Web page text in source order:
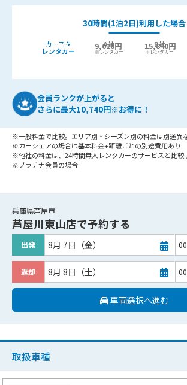
30時間(1泊2日)利用した場合
最大9,440円お得!
6,400円 9,020円 15,840円
カースタ
レンタカー
A社
※レンタカー
B社
※レンタカー
会員ランクが上がると
さらに最大10,740円※お得に！
※一般料金で比較。エリア別・シーズン別の料金は別途異
※カーシェアの場合は基本料金+距離ごとの別途費用あり
※他社の料金は、24時間無人レンタカーのサービスと比較
※プラチナ会員の場合
兵庫県芦屋市
芦屋川東山店で予約する
出発 8月 7日（金）
返却 8月 8日（土）
車両選択へ進む
取扱車種